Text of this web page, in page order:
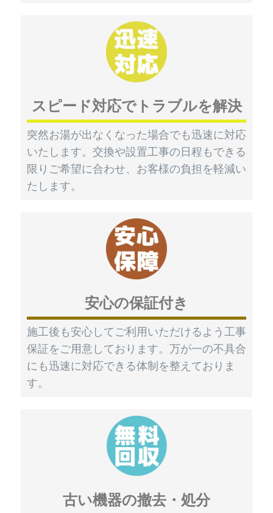
スピード対応でトラブルを解決
突然お湯が出なくなった場合でも迅速に対応
いたします。交換や設置工事の日程もできる
限りご希望に合わせ、お客様の負担を軽減い
たします。
安心の保証付き
施工後も安心してご利用いただけるよう工事
保証をご用意しております。万が一の不具合
にも迅速に対応できる体制を整えておりま
す。
古い機器の撤去・処分